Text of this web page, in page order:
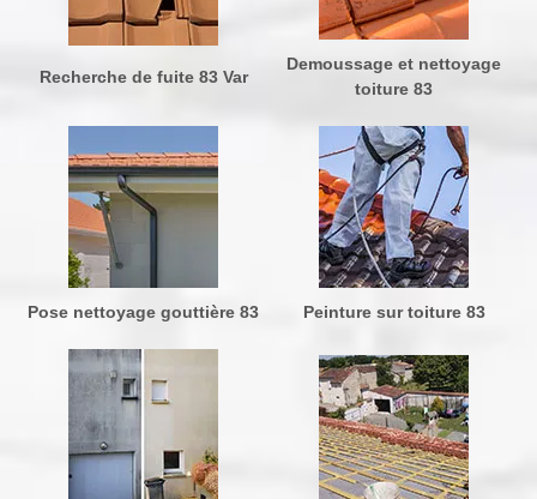
Recherche de fuite 83 Var
Demoussage et nettoyage
toiture 83
Pose nettoyage gouttière 83 Peinture sur toiture 83